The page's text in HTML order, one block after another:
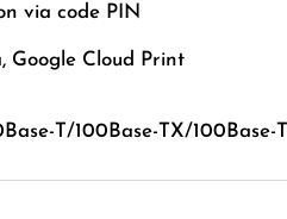
via code PIN
Google Cloud Print
T/100Base-TX/100Base-T